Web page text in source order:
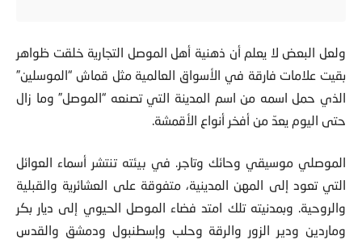
ولعل البعض لا يعلم أن ذهنية أهل الموصل التجارية خلقت ظواهر
بقيت علامات فارقة في الأسواق العالمية مثل قماش “الموسلين”
الذي حمل اسمه من اسم المدينة التي تصنعه “الموصل” وما زال
حتى اليوم يعدّ من أفخر أنواع الأقمشة.
الموصلي موسيقي وحائك وتاجر. في بيئته تنتشر أسماء العوائل
التي تعود إلى المهن المدينية، متفوقة على العشائرية والقبلية
والروحية. وبمدنيته تلك امتد فضاء الموصل الحيوي إلى ديار بكر
وماردين ودير الزور والرقة وحلب وإسطنبول ودمشق والقدس